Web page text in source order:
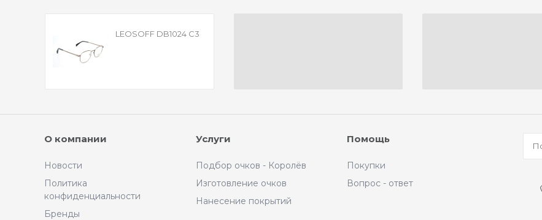
LEOSOFF DB1024 C3
О компании
Новости
Политика
конфиденциальности
Бренды
Услуги
Подбор очков - Королёв
Изготовление очков
Нанесение покрытий
Помощь
Покупки
Вопрос - ответ